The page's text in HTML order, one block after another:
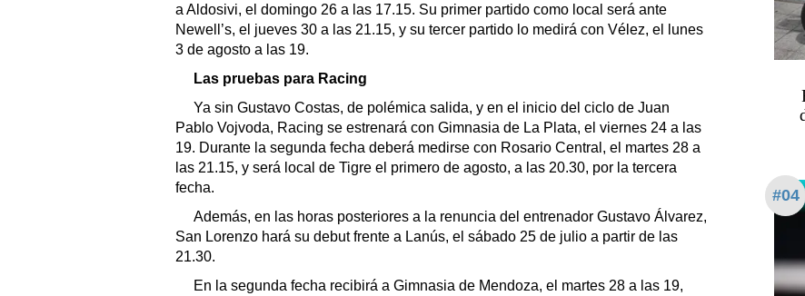
a Aldosivi, el domingo 26 a las 17.15. Su primer partido como local será ante
Newell’s, el jueves 30 a las 21.15, y su tercer partido lo medirá con Vélez, el lunes
3 de agosto a las 19.
Las pruebas para Racing
Ya sin Gustavo Costas, de polémica salida, y en el inicio del ciclo de Juan
Pablo Vojvoda, Racing se estrenará con Gimnasia de La Plata, el viernes 24 a las
19. Durante la segunda fecha deberá medirse con Rosario Central, el martes 28 a
las 21.15, y será local de Tigre el primero de agosto, a las 20.30, por la tercera
fecha.
Además, en las horas posteriores a la renuncia del entrenador Gustavo Álvarez,
San Lorenzo hará su debut frente a Lanús, el sábado 25 de julio a partir de las
21.30.
En la segunda fecha recibirá a Gimnasia de Mendoza, el martes 28 a las 19,
#04